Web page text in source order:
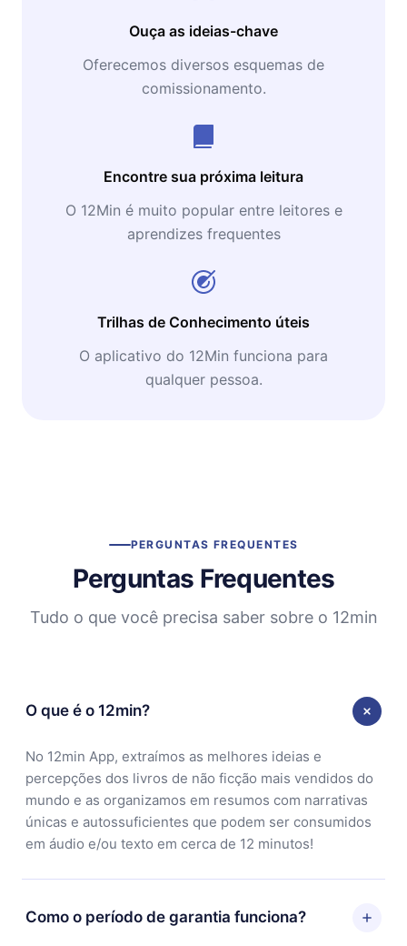
Ouça as ideias-chave
Oferecemos diversos esquemas de
comissionamento.
Encontre sua próxima leitura
O 12Min é muito popular entre leitores e
aprendizes frequentes
Trilhas de Conhecimento úteis
O aplicativo do 12Min funciona para
qualquer pessoa.
PERGUNTAS FREQUENTES
Perguntas Frequentes
Tudo o que você precisa saber sobre o 12min
O que é o 12min?
No 12min App, extraímos as melhores ideias e
percepções dos livros de não ficção mais vendidos do
mundo e as organizamos em resumos com narrativas
únicas e autossuficientes que podem ser consumidos
em áudio e/ou texto em cerca de 12 minutos!
Como o período de garantia funciona?